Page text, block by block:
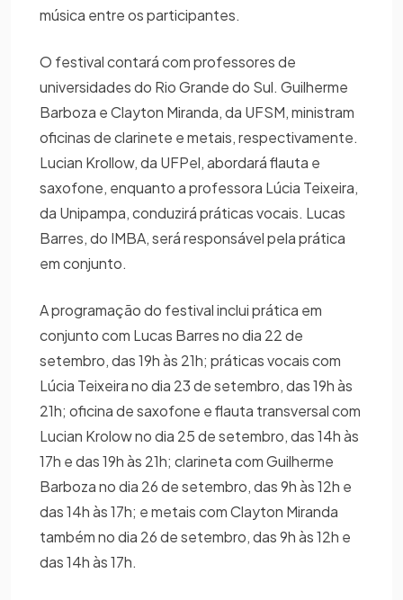
música entre os participantes.
O festival contará com professores de
universidades do Rio Grande do Sul. Guilherme
Barboza e Clayton Miranda, da UFSM, ministram
oficinas de clarinete e metais, respectivamente.
Lucian Krollow, da UFPel, abordará flauta e
saxofone, enquanto a professora Lúcia Teixeira,
da Unipampa, conduzirá práticas vocais. Lucas
Barres, do IMBA, será responsável pela prática
em conjunto.
A programação do festival inclui prática em
conjunto com Lucas Barres no dia 22 de
setembro, das 19h às 21h; práticas vocais com
Lúcia Teixeira no dia 23 de setembro, das 19h às
21h; oficina de saxofone e flauta transversal com
Lucian Krolow no dia 25 de setembro, das 14h às
17h e das 19h às 21h; clarineta com Guilherme
Barboza no dia 26 de setembro, das 9h às 12h e
das 14h às 17h; e metais com Clayton Miranda
também no dia 26 de setembro, das 9h às 12h e
das 14h às 17h.